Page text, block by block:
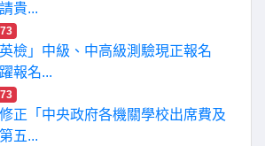
貴...
73
檢」中級、中高級測驗現正報名
報名...
73
正「中央政府各機關學校出席費及
五...